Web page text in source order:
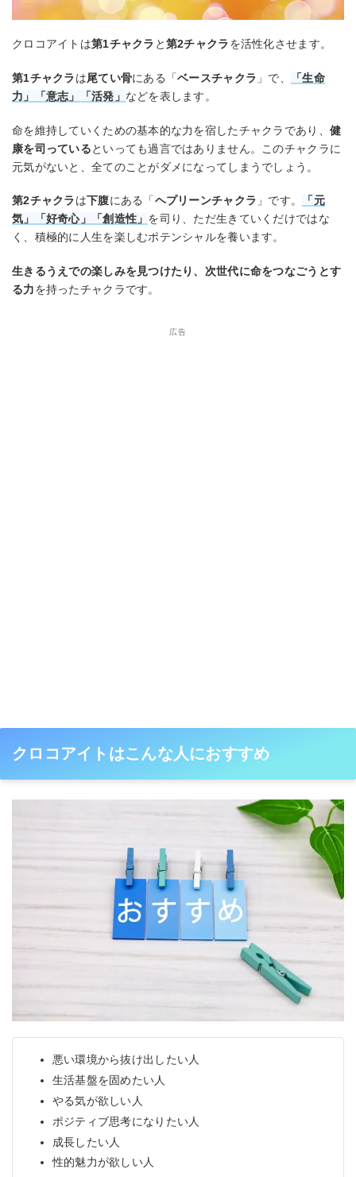
クロコアイトは第1チャクラ と第2チャクラ を活性化させます。
第1チャクラ は尾てい骨にある「ベースチャクラ 」で、
「生命
力」「意志」「活発」 などを表します。
命を維持していくための基本的な力を宿したチャクラであり、 健
康を司っているといっても過言ではありません。このチャクラに
元気がないと、全てのことがダメになってしまうでしょう。
第2チャクラ は下腹にある「ヘプリーンチャクラ 」です。
「元
気」「好奇心」「創造性」 を司り、ただ生きていくだけではな
く、積極的に人生を楽しむポテンシャルを養います。
生きるうえでの楽しみを見つけたり、次世代に命をつなごうとす
る力を持ったチャクラです。
広告
クロコアイトはこんな人におすすめ
悪い環境から抜け出したい人
生活基盤を固めたい人
やる気が欲しい人
ポジティブ思考になりたい人
成長したい人
性的魅力が欲しい人